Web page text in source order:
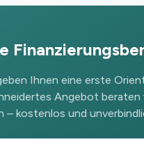
Ihnen eine erste
Angebot beraten
– kostenlos und